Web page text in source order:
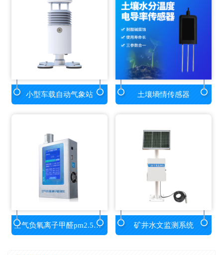
小型车载自动气象站 土壤墒情传感器
空气负氧离子甲醛pm2.5检测仪 矿井水文监测系统